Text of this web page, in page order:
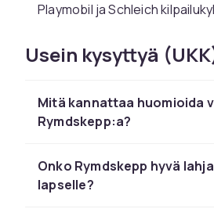
Playmobil ja Schleich
mukaan. CDONilta tilaat
toimituksella ja helpolla
Tutustu koko leluvalikoimaan
Barbielta ja Schleichistä
hintaan nopealla toimituksella.
Usein kysyttyä
Mitä kannattaa huomioida
Rymdskepp:a?
Onko Rymdskepp hyvä
lapselle?